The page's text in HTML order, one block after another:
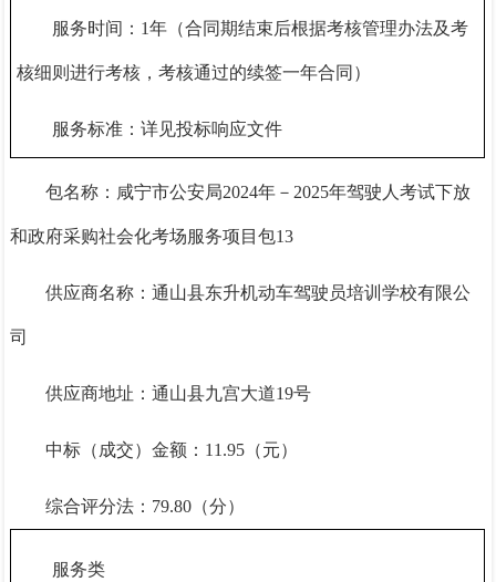
服务时间： 1年（合同期结束后根据考核管理办法及考
核细则进行考核，考核通过的续签一年合同）
服务标准：详见投标响应文件
包名称：咸宁市公安局2024年－2025年驾驶人考试下放
和政府采购社会化考场服务项目包13
供应商名称：通山县东升机动车驾驶员培训学校有限公
司
供应商地址：通山县九宫大道19号
中标（成交）金额： 11.95 （元）
综合评分法： 79.80（分）
服务类